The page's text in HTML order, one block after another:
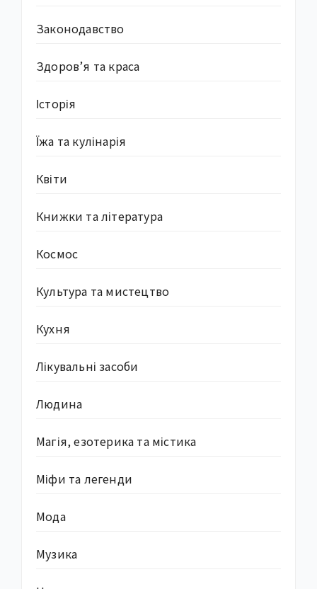
Законодавство
Здоров’я та краса
Історія
Їжа та кулінарія
Квіти
Книжки та література
Космос
Культура та мистецтво
Кухня
Лікувальні засоби
Людина
Магія, езотерика та містика
Міфи та легенди
Мода
Музика